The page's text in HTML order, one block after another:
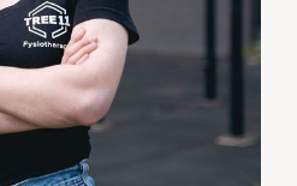
hij mensen hun
en kwaliteit van leven